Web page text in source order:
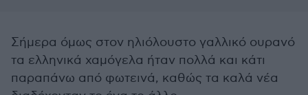
Σήμερα όμως στον ηλιόλουστο γαλλικό ουρανό
τα ελληνικά χαμόγελα ήταν πολλά και κάτι
παραπάνω από φωτεινά, καθώς τα καλά νέα